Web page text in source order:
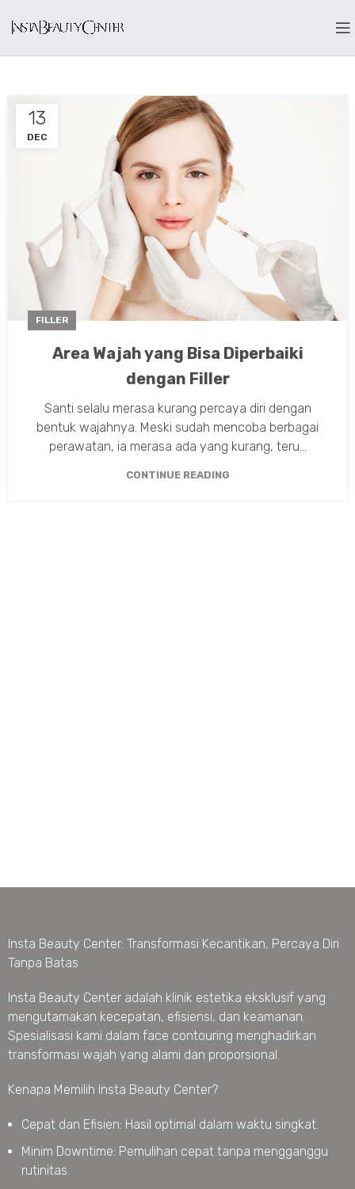
13
DEC
FILLER
Area Wajah yang Bisa Diperbaiki
dengan Filler
Santi selalu merasa kurang percaya diri dengan
bentuk wajahnya. Meski sudah mencoba berbagai
perawatan, ia merasa ada yang kurang, teru...
CONTINUE READING
Insta Beauty Center: Transformasi Kecantikan, Percaya Diri
Tanpa Batas
Insta Beauty Center adalah klinik estetika eksklusif yang
mengutamakan kecepatan, efisiensi, dan keamanan.
Spesialisasi kami dalam face contouring menghadirkan
transformasi wajah yang alami dan proporsional.
Kenapa Memilih Insta Beauty Center?
Cepat dan Efisien: Hasil optimal dalam waktu singkat.
Minim Downtime: Pemulihan cepat tanpa mengganggu
rutinitas.